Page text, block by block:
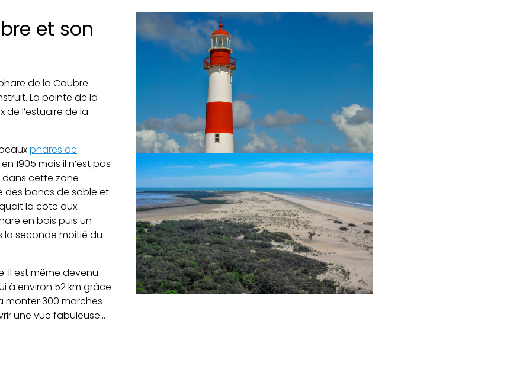
et son
de la Coubre
La pointe de la
de l’estuaire de la
phares de
1905 mais il n’est pas
dans cette zone
des bancs de sable et
la côte aux
en bois puis un
la seconde moitié du
Il est même devenu
à environ 52 km grâce
monter 300 marches
une vue fabuleuse…